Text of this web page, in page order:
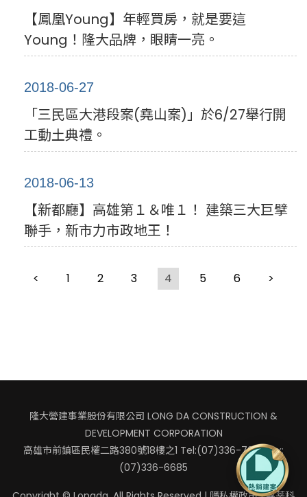
【鳳凰Young】年輕買房，就是要這
Young！隆大品牌，眼睛一亮。
2018-06-27
「三民區大港段案(堯山案)」於6/27舉行開
工動土典禮。
2018-06-13
【新都廳】高雄第１＆唯１！ 建築三大巨擘
聯手，新市力市政地王！
< 1 2 3 4 5 6 >
隆大營建事業股份有限公司 LONG DA CONSTRUCTION &
DEVELOPMENT CORPORATION
高雄市前鎮區民權二路380號18樓之1 Tel:(07)336-7041 Fax:
(07)336-6685